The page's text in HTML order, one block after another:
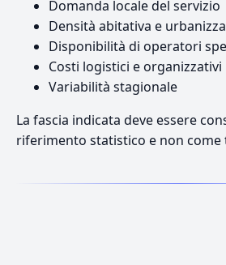
Domanda locale del servizio
Densità abitativa e
Disponibilità di operatori
Costi logistici e organizzativi
Variabilità stagionale
La fascia indicata deve essere
riferimento statistico e non